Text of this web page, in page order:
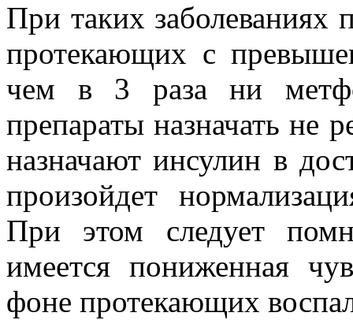
При таких заболеваниях
протекающих с
чем в 3 раза ни
препараты назначать не
назначают инсулин в
произойдет
При этом следует
имеется пониженная
фоне протекающих